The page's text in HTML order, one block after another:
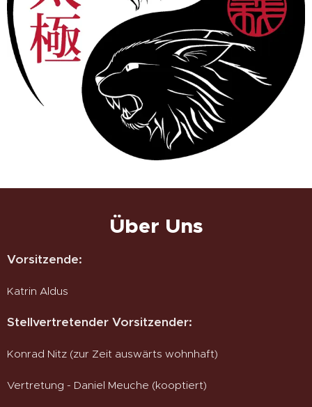
Über Uns
Vorsitzende:
Katrin Aldus
Stellvertretender Vorsitzender:
Konrad Nitz (zur Zeit auswärts wohnhaft)
Vertretung - Daniel Meuche (kooptiert)